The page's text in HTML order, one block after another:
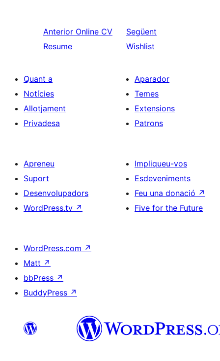
Anterior Online CV
Resume
Següent
Wishlist
Quant a
Notícies
Allotjament
Privadesa
Aparador
Temes
Extensions
Patrons
Apreneu
Suport
Desenvolupadors
WordPress.tv ↗
Impliqueu-vos
Esdeveniments
Feu una donació ↗
Five for the Future
WordPress.com ↗
Matt ↗
bbPress ↗
BuddyPress ↗